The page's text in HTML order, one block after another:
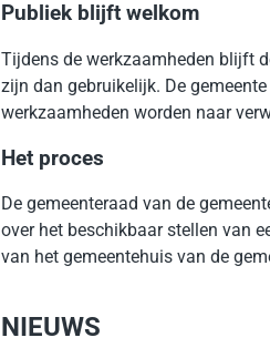
Publiek blijft welkom
Tijdens de werkzaamheden blijft
zijn dan gebruikelijk. De
werkzaamheden worden naar
Het proces
De gemeenteraad van de
over het beschikbaar stellen van
van het gemeentehuis van de
NIEUWS